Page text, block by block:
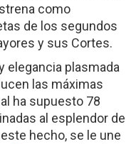
como
de los segundos
y sus Cortes.
elegancia plasmada
las máximas
ha supuesto 78
al esplendor de
hecho, se le une